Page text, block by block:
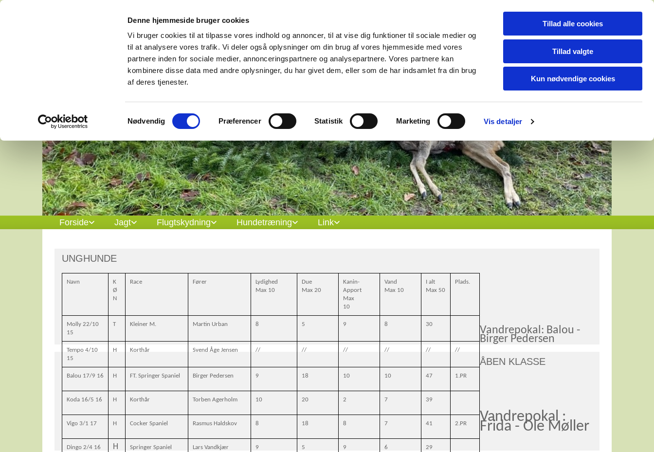
Denne hjemmeside bruger cookies
Vi bruger cookies til at tilpasse vores indhold og annoncer, til at vise dig funktioner til sociale medier og
til at analysere vores trafik. Vi deler også oplysninger om din brug af vores hjemmeside med vores
partnere inden for sociale medier, annonceringspartnere og analysepartnere. Vores partnere kan
kombinere disse data med andre oplysninger, du har givet dem, eller som de har indsamlet fra din brug
af deres tjenester.
Nødvendig Præferencer Statistik Marketing Vis detaljer
Tillad alle cookies
Tillad valgte
Kun nødvendige cookies
Forside Jagt Flugtskydning Hundetræning Link
UNGHUNDE
Navn
K
Ø
N
Race Fører
Lydighed
Max 10
Due
Max 20
Kanin-
Apport
Max
10
Vand
Max 10
I alt
Max 50
Plads.
Molly 22/10
15
T Kleiner M. Martin Urban 8 5 9 8 30
Tempo 4/10
15
H Korthår Svend Åge Jensen // // // // // //
Balou 17/9 16 H FT. Springer Spaniel Birger Pedersen 9 18 10 10 47 1.PR
Koda 16/5 16 H Korthår Torben Agerholm 10 20 2 7 39
Vigo 3/1 17 H Cocker Spaniel Rasmus Haldskov 8 18 8 7 41 2.PR
Dingo 2/4 16 H Springer Spaniel Lars Vandkjær 9 5 9 6 29
Vandrepokal: Balou -
Birger Pedersen
ÅBEN KLASSE
Vandrepokal :
Frida - Ole Møller